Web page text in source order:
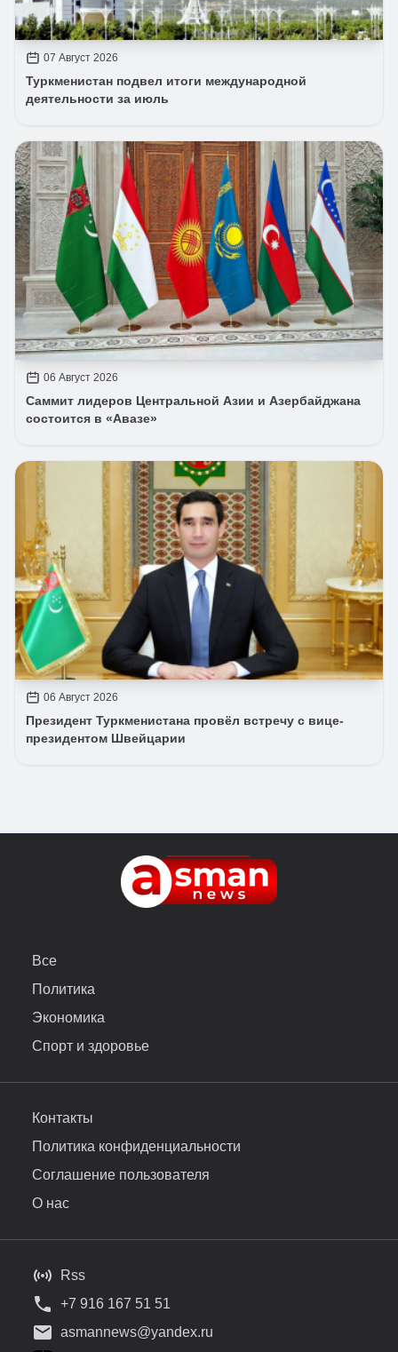
07 Август 2026
Туркменистан подвел итоги международной
деятельности за июль
06 Август 2026
Саммит лидеров Центральной Азии и Азербайджана
состоится в «Авазе»
06 Август 2026
Президент Туркменистана провёл встречу с вице-
президентом Швейцарии
Все
Политика
Экономика
Спорт и здоровье
Контакты
Политика конфиденциальности
Соглашение пользователя
О нас
Rss
+7 916 167 51 51
asmannews@yandex.ru